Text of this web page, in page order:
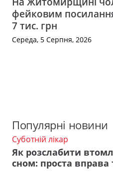
фейковим
7 тис. грн
Середа, 5 Серпня, 2026
Популярні новини
Суботній лікар
Як розслабити
сном: проста вправа